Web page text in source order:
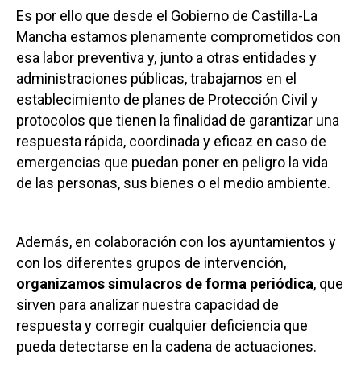
Es por ello que desde el Gobierno de Castilla-La
Mancha estamos plenamente comprometidos con
esa labor preventiva y, junto a otras entidades y
administraciones públicas, trabajamos en el
establecimiento de planes de Protección Civil y
protocolos que tienen la finalidad de garantizar una
respuesta rápida, coordinada y eficaz en caso de
emergencias que puedan poner en peligro la vida
de las personas, sus bienes o el medio ambiente.
Además, en colaboración con los ayuntamientos y
con los diferentes grupos de intervención,
organizamos simulacros de forma periódica, que
sirven para analizar nuestra capacidad de
respuesta y corregir cualquier deficiencia que
pueda detectarse en la cadena de actuaciones.